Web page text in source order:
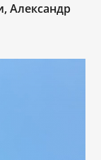
Александр